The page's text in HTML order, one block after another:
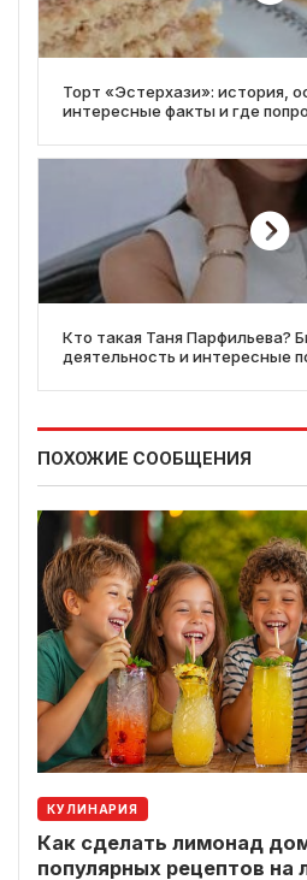
Торт «Эстерхази»: история,
интересные факты и где
Кто такая Таня Парфильева?
деятельность и интересные
ПОХОЖИЕ СООБЩЕНИЯ
КУЛИНАРИЯ
Как сделать лимонад
популярных рецептов на